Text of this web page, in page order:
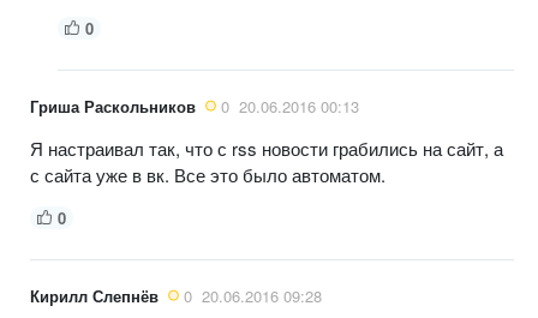
0
Гриша Раскольников 0 20.06.2016 00:13
Я настраивал так, что с rss новости грабились на сайт, а
с сайта уже в вк. Все это было автоматом.
0
Кирилл Слепнёв 0 20.06.2016 09:28